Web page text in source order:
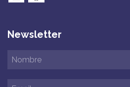
Newsletter